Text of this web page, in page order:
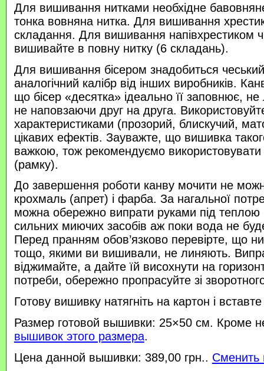
Для вишивання нитками необхідне
тонка вовняна нитка. Для вишивання
складання. Для вишивання напівхрестиком
вишивайте в повну нитку (6 складань).
Для вишивання бісером знадобиться
аналогічний калібр від інших виробників.
що бісер «десятка» ідеально її заповнює,
не наповзаючи друг на друга.
характеристиками (прозорий, блискучий,
цікавих ефектів. Зауважте, що вишивка
важкою, тож рекомендуємо
(рамку).
До завершення роботи канву мочити не
крохмаль (апрет) і фарба. За нагальної
можна обережно випрати руками під
сильних миючих засобів аж поки вода не
Перед пранням обов’язково перевірте, що
тощо, якими ви вишивали, не линяють.
віджимайте, а дайте їй висохнути на
потреби, обережно пропрасуйте зі
Готову вишивку натягніть на картон і
Размер готовой вышивки: 25×50 см. Кроме
вышивок этого размера.
Цена данной вышивки: 389,00 грн.. Сменить